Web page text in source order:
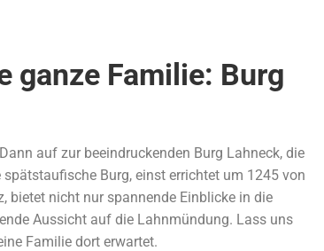
ganze Familie: Burg
auf zur beeindruckenden Burg Lahneck, die
Burg, einst errichtet um 1245 von
bietet nicht nur spannende Einblicke in die
Aussicht auf die Lahnmündung. Lass uns
Familie dort erwartet.